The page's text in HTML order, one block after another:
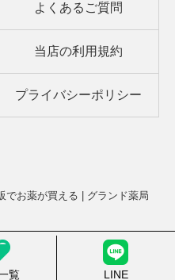
よくあるご質問
当店の利用規約
プライバシーポリシー
でお薬が買える | グランド薬局
覧 LINE